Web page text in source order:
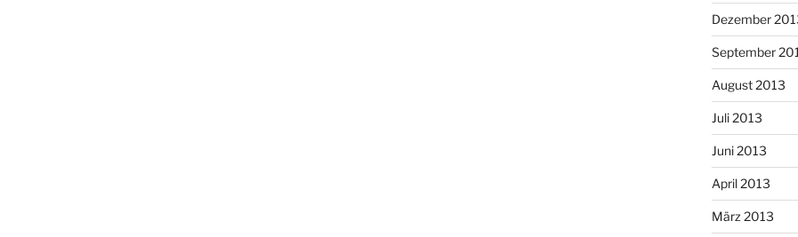
Dezember
September
August 2013
Juli 2013
Juni 2013
April 2013
März 2013